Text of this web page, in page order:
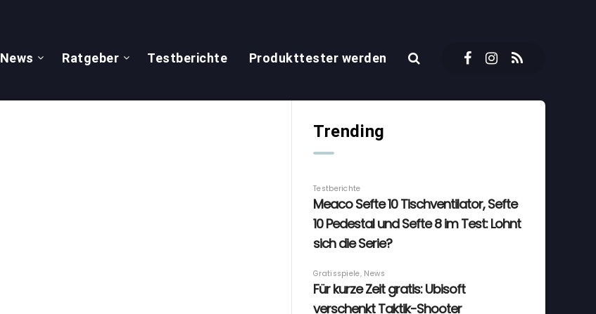
News Ratgeber Testberichte Produkttester werden
Trending